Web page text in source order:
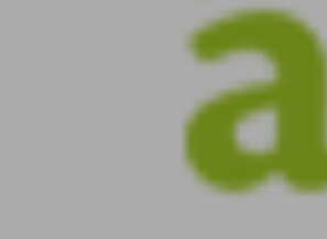
Validez pour lancer la